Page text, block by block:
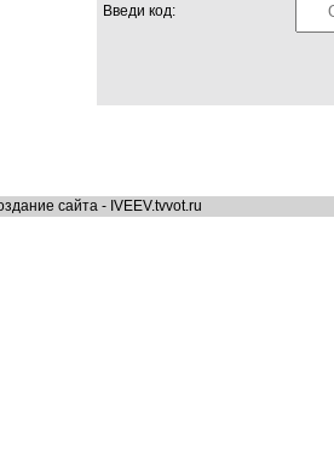
Введи код:
сайта - IVEEV.tvvot.ru